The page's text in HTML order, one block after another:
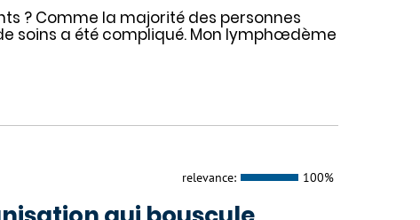
? Comme la majorité des personnes
soins a été compliqué. Mon lymphœdème
relevance: 100%